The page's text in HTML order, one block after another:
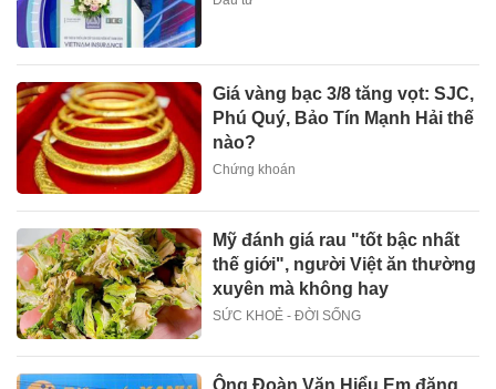
Giá vàng bạc 3/8 tăng vọt: SJC,
Phú Quý, Bảo Tín Mạnh Hải thế
nào?
Chứng khoán
Mỹ đánh giá rau "tốt bậc nhất
thế giới", người Việt ăn thường
xuyên mà không hay
SỨC KHOẺ - ĐỜI SỐNG
Ông Đoàn Văn Hiểu Em đăng